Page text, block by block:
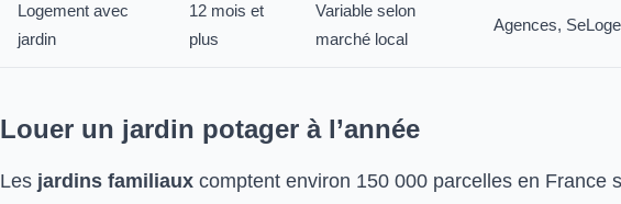
Logement avec
jardin
12 mois et
plus
Variable selon
marché local
Agences,
Louer un jardin potager à l’année
Les jardins familiaux comptent environ 150 000 parcelles en France